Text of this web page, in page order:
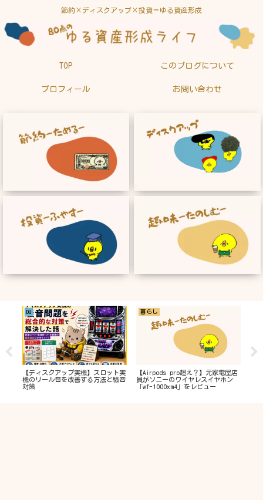
節約×ディスクアップ×投資＝ゆる資産形成
TOP このブログについて
プロフィール お問い合わせ
DU
【ディスクアップ実機】スロット実
機のリール音を改善する方法と騒音
対策
暮らし
【Airpods pro超え？】元家電屋店
員がソニーのワイヤレスイヤホン
「wf-1000xm4」をレビュー